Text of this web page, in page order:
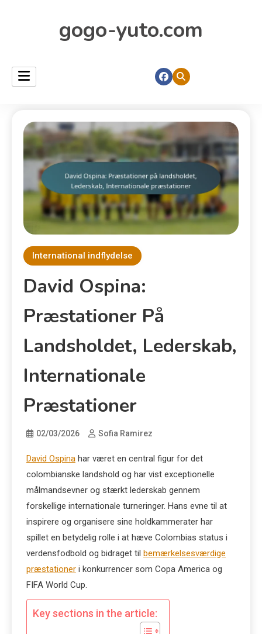
gogo-yuto.com
International indflydelse
David Ospina:
Præstationer På
Landsholdet, Lederskab,
Internationale
Præstationer
02/03/2026 Sofia Ramirez
David Ospina har været en central figur for det
colombianske landshold og har vist exceptionelle
målmandsevner og stærkt lederskab gennem
forskellige internationale turneringer. Hans evne til at
inspirere og organisere sine holdkammerater har
spillet en betydelig rolle i at hæve Colombias status i
verdensfodbold og bidraget til bemærkelsesværdige
præstationer i konkurrencer som Copa America og
FIFA World Cup.
Key sections in the article: